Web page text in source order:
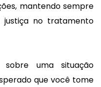
mantendo sempre
no tratamento
uma situação
que você tome